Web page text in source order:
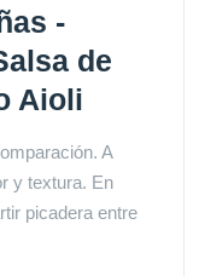
-
de
Aioli
A
y textura. En
picadera entre